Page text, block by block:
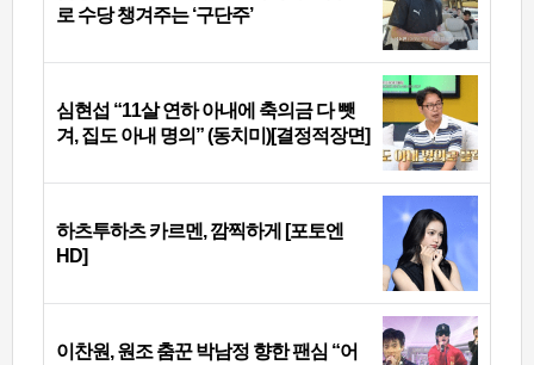
로 수당 챙겨주는 ‘구단주’
심현섭 “11살 연하 아내에 축의금 다 뺏
겨, 집도 아내 명의” (동치미)[결정적장면]
하츠투하츠 카르멘, 깜찍하게 [포토엔
HD]
이찬원, 원조 춤꾼 박남정 향한 팬심 “어